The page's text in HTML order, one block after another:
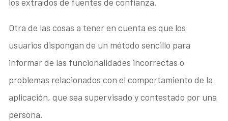
los extraídos de fuentes de confianza.
Otra de las cosas a tener en cuenta es que los
usuarios dispongan de un método sencillo para
informar de las funcionalidades incorrectas o
problemas relacionados con el comportamiento de la
aplicación, que sea supervisado y contestado por una
persona.